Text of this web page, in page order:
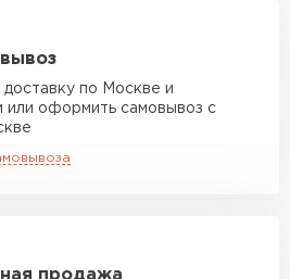
м
м
м
С ДОСТАВКОЙ
по Москве и
или оформить самовывоз с
продажа